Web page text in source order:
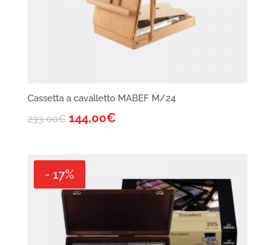
Cassetta a cavalletto MABEF M/24
233,00€ 144,00€
- 17%